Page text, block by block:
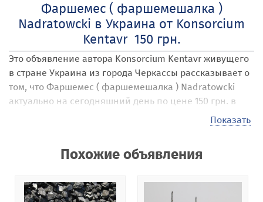
Фаршемес ( фаршемешалка )
Nadratowcki в Украина от Konsorcium
Kentavr 150 грн.
Это объявление автора Konsorcium Kentavr живущего
в стране Украина из города Черкассы рассказывает о
том, что Фаршемес ( фаршемешалка ) Nadratowcki
актуально на сегодняшний день по цене 150 грн. в
различные объявления под названием Фаршемес (
фаршемешалка ) Nadratowcki. Стоимость своих услуг,
самостоятельно, например в 150 грн. . Эта стоимость
Показать
Похожие объявления